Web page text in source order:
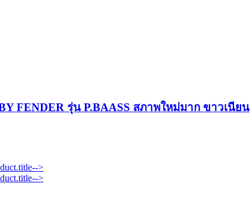
FENDER รุ่น P.BAASS สภาพใหม่มาก ขาวเนียน